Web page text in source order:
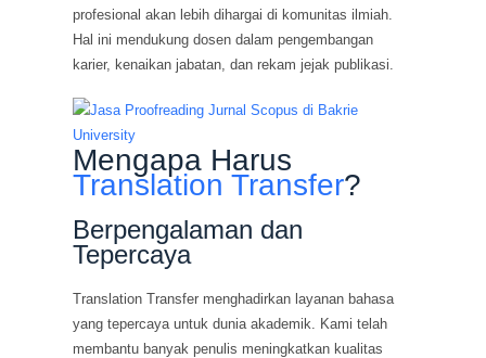
profesional akan lebih dihargai di komunitas ilmiah.
Hal ini mendukung dosen dalam pengembangan
karier, kenaikan jabatan, dan rekam jejak publikasi.
Mengapa Harus
Translation Transfer?
Berpengalaman dan
Tepercaya
Translation Transfer menghadirkan layanan bahasa
yang tepercaya untuk dunia akademik. Kami telah
membantu banyak penulis meningkatkan kualitas